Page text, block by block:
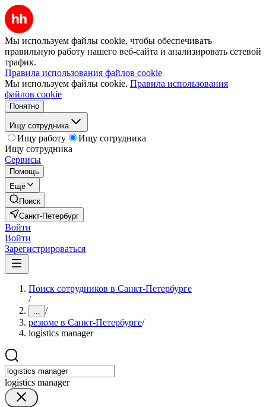
Мы используем файлы cookie, чтобы обеспечивать
правильную работу нашего веб-сайта и анализировать сетевой
трафик.
Правила использования файлов cookie
Мы используем файлы cookie. Правила использования
файлов cookie
Понятно
Ищу сотрудника
Ищу работу
Ищу сотрудника
Ищу сотрудника
Сервисы
Помощь
Ещё
Поиск
Санкт-Петербург
Войти
Войти
Зарегистрироваться
Поиск сотрудников в Санкт-Петербурге
/
... /
резюме в Санкт-Петербурге/
logistics manager
logistics manager